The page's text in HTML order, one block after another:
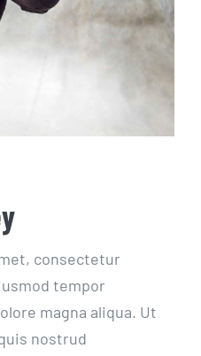
consectetur
tempor
magna aliqua. Ut
nostrud